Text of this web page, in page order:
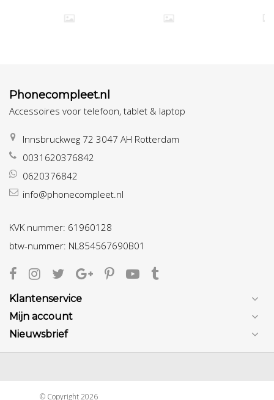
Phonecompleet.nl
Accessoires voor telefoon, tablet & laptop
Innsbruckweg 72 3047 AH Rotterdam
0031620376842
0620376842
info@phonecompleet.nl
KVK nummer: 61960128
btw-nummer: NL854567690B01
Klantenservice
Mijn account
Nieuwsbrief
© Copyright 2026